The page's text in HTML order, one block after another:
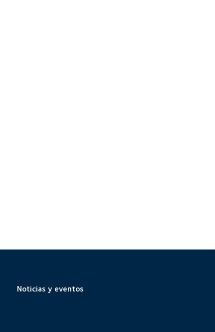
Noticias y eventos